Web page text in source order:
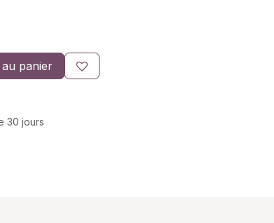
panier
30 jours